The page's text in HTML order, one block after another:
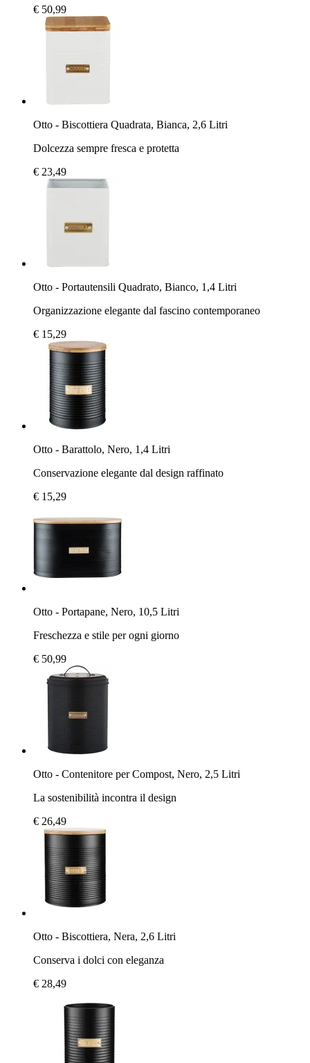
€ 50,99
Otto - Biscottiera Quadrata, Bianca, 2,6 Litri
Dolcezza sempre fresca e protetta
€ 23,49
Otto - Portautensili Quadrato, Bianco, 1,4 Litri
Organizzazione elegante dal fascino contemporaneo
€ 15,29
Otto - Barattolo, Nero, 1,4 Litri
Conservazione elegante dal design raffinato
€ 15,29
Otto - Portapane, Nero, 10,5 Litri
Freschezza e stile per ogni giorno
€ 50,99
Otto - Contenitore per Compost, Nero, 2,5 Litri
La sostenibilità incontra il design
€ 26,49
Otto - Biscottiera, Nera, 2,6 Litri
Conserva i dolci con eleganza
€ 28,49